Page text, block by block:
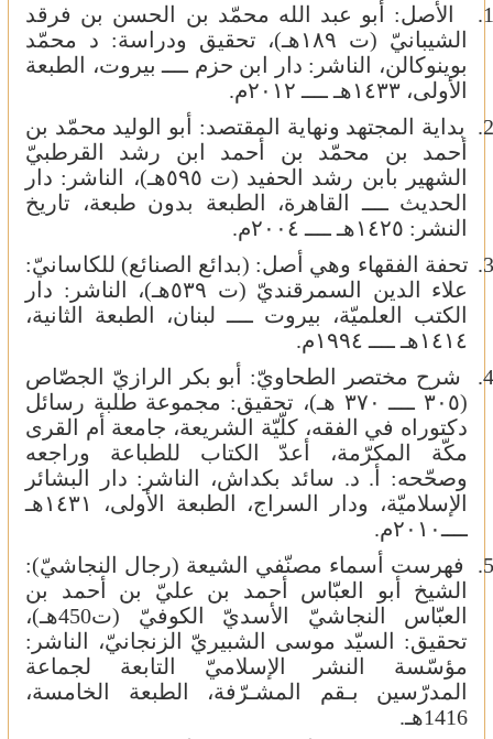
الأصل: أبو عبد الله محمّد بن الحسن بن فرقد
الشيبانيّ (ت ١٨٩هـ)، تحقيق ودراسة: د محمّد
بوينوكالن، الناشر: دار ابن حزم ــــ بيروت، الطبعة
الأولى، ١٤٣٣هـ ــــ ٢٠١٢م.
بداية المجتهد ونهاية المقتصد: أبو الوليد محمّد بن
أحمد بن محمّد بن أحمد ابن رشد القرطبيّ
الشهير بابن رشد الحفيد (ت ٥٩٥هـ)، الناشر: دار
الحديث ــــ القاهرة، الطبعة بدون طبعة، تاريخ
النشر: ١٤٢٥هـ ــــ ٢٠٠٤م.
تحفة الفقهاء وهي أصل: (بدائع الصنائع) للكاسانيّ:
علاء الدين السمرقنديّ (ت ٥٣٩هـ)، الناشر: دار
الكتب العلميّة، بيروت ــــ لبنان، الطبعة الثانية،
١٤١٤هـ ــــ ١٩٩٤م.
شرح مختصر الطحاويّ: أبو بكر الرازيّ الجصّاص
(٣٠٥ ــــ ٣٧٠ هـ)، تحقيق: مجموعة طلبة رسائل
دكتوراه في الفقه، كلّيّة الشريعة، جامعة أم القرى
مكّة المكرّمة، أعدّ الكتاب للطباعة وراجعه
وصحّحه: أ. د. سائد بكداش، الناشر: دار البشائر
الإسلاميّة، ودار السراج، الطبعة الأولى، ١٤٣١هـ
ــــ٢٠١٠م.
5.
فهرست أسماء مصنّفي الشيعة (رجال النجاشيّ):
الشيخ أبو العبّاس أحمد بن عليّ بن أحمد بن
العبّاس النجاشيّ الأسديّ الكوفيّ (ت450هـ)،
تحقيق: السيّد موسى الشبيريّ الزنجانيّ، الناشر:
مؤسّسة النشر الإسلاميّ التابعة لجماعة
المدرّسين ب‍ـقم المشـرّفة، الطبعة الخامسة،
1416هـ.